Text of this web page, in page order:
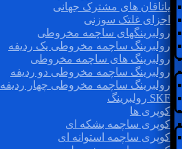
یاتاقان های مشترک جهانی
اجزای غلتک سوزنی
رولبرینگهای ساچمه مخروطی
رولبرینگ ساچمه مخروطی یک ردیفه
رولبرینگ های ساچمه مخروطی
رولبرینگ ساچمه مخروطی دو ردیفه
رولبرینگ ساچمه مخروطی چهار ردیفه
SKF رولبرینگ
کوپری ها
کوپری ساچمه بشکه ای
کوپری ساچمه استوانه ای